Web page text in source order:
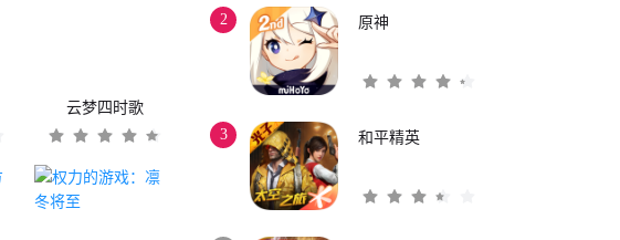
云梦四时歌
2 原神
3 和平精英